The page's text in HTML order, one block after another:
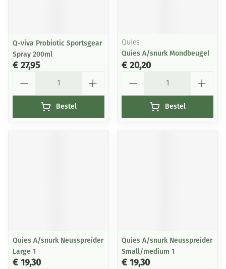
Q-viva Probiotic Sportsgear
Spray 200ml
€ 27,95
Bestel
Quies
Quies A/snurk Mondbeugel
€ 20,20
Bestel
Quies A/snurk Neusspreider
Large 1
€ 19,30
Quies A/snurk Neusspreider
Small/medium 1
€ 19,30